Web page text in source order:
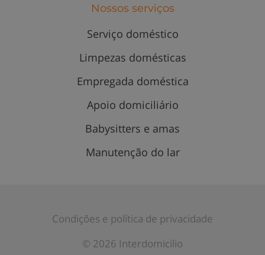
Nossos serviços
Serviço doméstico
Limpezas domésticas
Empregada doméstica
Apoio domiciliário
Babysitters e amas
Manutenção do lar
Condições e política de privacidade
© 2026 Interdomicilio